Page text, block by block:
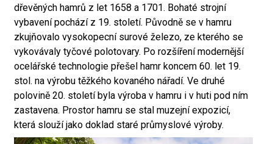
dřevěných hamrů z let 1658 a 1701. Bohaté strojní
vybavení pochází z 19. století. Původně se v hamru
zkujňovalo vysokopecní surové železo, ze kterého se
vykovávaly tyčové polotovary. Po rozšíření modernější
ocelářské technologie přešel hamr koncem 60. let 19.
stol. na výrobu těžkého kovaného nářadí. Ve druhé
polovině 20. století byla výroba v hamru i v huti pod ním
zastavena. Prostor hamru se stal muzejní expozicí,
která slouží jako doklad staré průmyslové výroby.